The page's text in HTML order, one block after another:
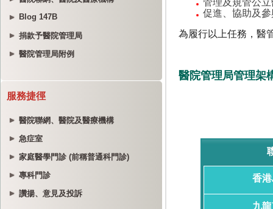
Blog 147B
捐款予醫院管理局
醫院管理局附例
服務捷徑
醫院聯網、醫院及醫療機構
急症室
家庭醫學門診 (前稱普通科門診)
專科門診
讚揚、意見及投訴